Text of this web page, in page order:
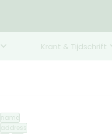
Krant & Tijdschrift
name
address